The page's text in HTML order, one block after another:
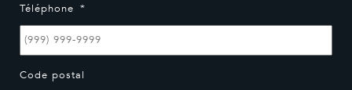
Téléphone *
Code postal